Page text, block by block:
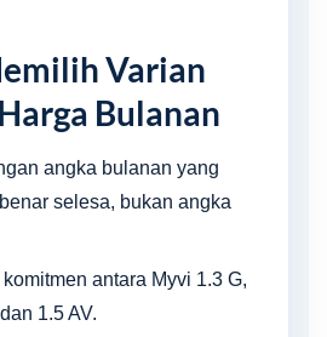
Varian
Bulanan
angka bulanan yang
selesa, bukan angka
antara Myvi 1.3 G,
1.5 AV.